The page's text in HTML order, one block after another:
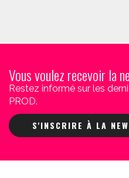
Vous voulez recevoir la
Restez informé sur les
PROD.
S'INSCRIRE À LA